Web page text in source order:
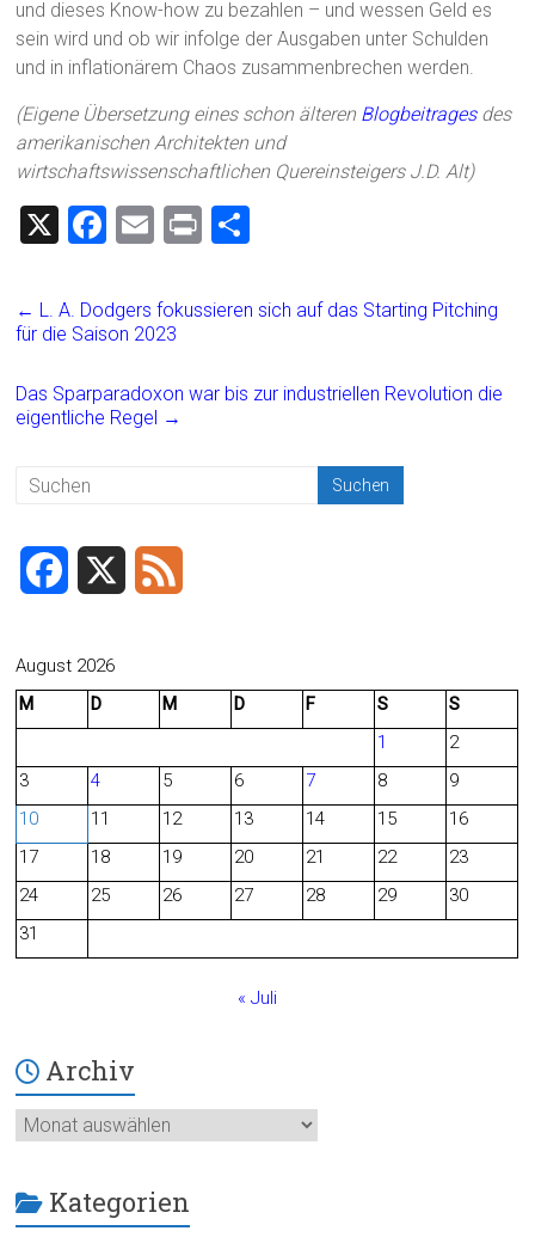
und dieses Know-how zu bezahlen – und wessen Geld es
sein wird und ob wir infolge der Ausgaben unter Schulden
und in inflationärem Chaos zusammenbrechen werden.
(Eigene Übersetzung eines schon älteren Blogbeitragesdes
amerikanischen Architekten und
wirtschaftswissenschaftlichen Quereinsteigers J.D. Alt)
X
F
ce
b
o
ok
E
ai
l
Pr
t
e
← L. A. Dodgers fokussieren sich auf das Starting Pitching
für die Saison 2023
Das Sparparadoxon war bis zur industriellen Revolution die
eigentliche Regel →
c
b
o
August 2026
M
D M D F S
S
1
2
3
4 5 6 7 8
9
10
11 12 13 14 15
16
17
18 19 20 21 22
23
24
25 26 27 28 29
30
31
« Juli
Archiv
Archiv
Kategorien